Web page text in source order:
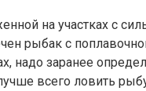
на участках с
рыбак с
надо заранее
всего ловить